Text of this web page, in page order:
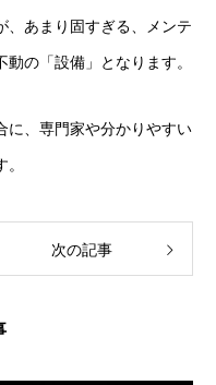
、あまり固すぎる、メンテ
の「設備」となります。
に、専門家や分かりやすい
次の記事